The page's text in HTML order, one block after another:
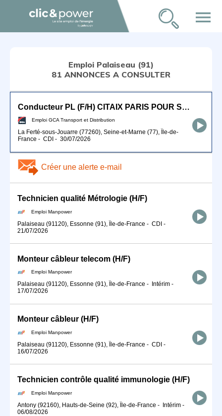
menu
Emploi Palaiseau (91)
81 ANNONCES A CONSULTER
Conducteur PL (F/H) CITAIX PARIS POUR SEPTEMBRE 2026
Emploi GCA Transport et Distribution
La Ferté-sous-Jouarre (77260), Seine-et-Marne (77), Île-de-
France - CDI - 30/07/2026
Créer une alerte e-mail
Technicien qualité Métrologie (H/F)
Emploi Manpower
Palaiseau (91120), Essonne (91), Île-de-France - CDI -
21/07/2026
Monteur câbleur telecom (H/F)
Emploi Manpower
Palaiseau (91120), Essonne (91), Île-de-France - Intérim -
17/07/2026
Monteur câbleur (H/F)
Emploi Manpower
Palaiseau (91120), Essonne (91), Île-de-France - CDI -
16/07/2026
Technicien contrôle qualité immunologie (H/F)
Emploi Manpower
Antony (92160), Hauts-de-Seine (92), Île-de-France - Intérim -
06/08/2026